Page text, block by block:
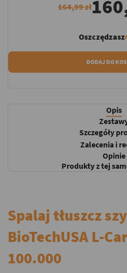
164,99 zł
Oszczędzasz
DODAJ DO
Opis
Szczegóły
Zalecenia i
Opinie
Produkty z tej
Spalaj tłuszcz
BioTechUSA L-
100.000